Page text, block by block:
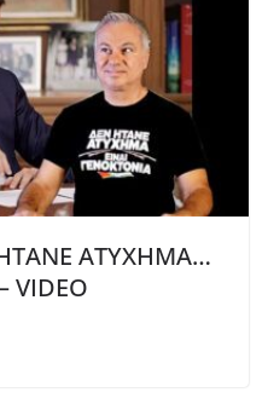
ΗΤΑΝΕ ΑΤΥΧΗΜΑ…
VIDEO